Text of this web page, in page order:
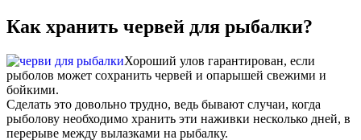
Как хранить червей для рыбалки?
Хороший улов гарантирован, если
рыболов может сохранить червей и опарышей свежими и
бойкими.
Сделать это довольно трудно, ведь бывают случаи, когда
рыболову необходимо хранить эти наживки несколько дней, в
перерыве между вылазками на рыбалку.